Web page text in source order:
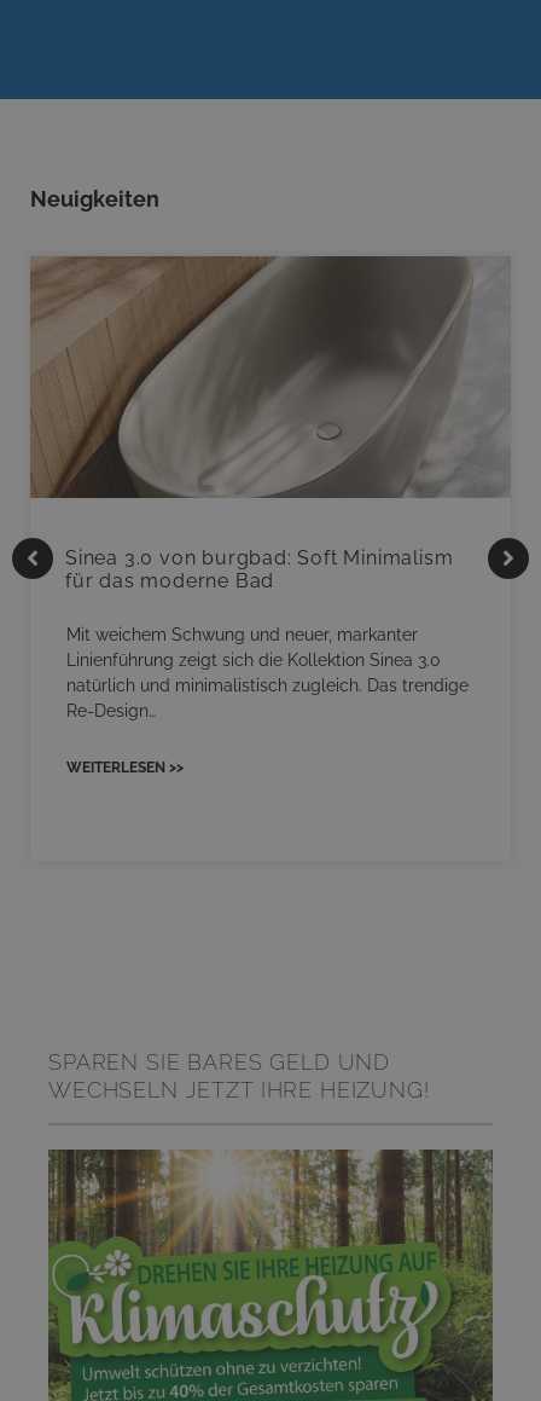
Neuigkeiten
Sinea 3.0 von burgbad: Soft Minimalism
für das moderne Bad
Mit weichem Schwung und neuer, markanter
Linienführung zeigt sich die Kollektion Sinea 3.0
natürlich und minimalistisch zugleich. Das trendige
Re-Design…
WEITERLESEN >>
SPAREN SIE BARES GELD UND
WECHSELN JETZT IHRE HEIZUNG!